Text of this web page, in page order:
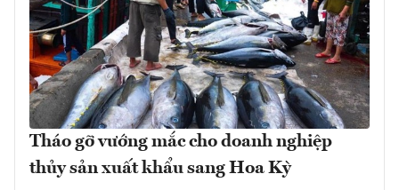
Tháo gỡ vướng mắc cho doanh nghiệp
thủy sản xuất khẩu sang Hoa Kỳ